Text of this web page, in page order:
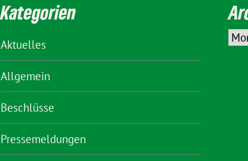
Kategorien
Aktuelles
Allgemein
Beschlüsse
Pressemeldungen